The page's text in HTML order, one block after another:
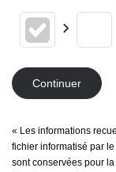
Continuer
« Les informations
fichier informatisé par
sont conservées pour